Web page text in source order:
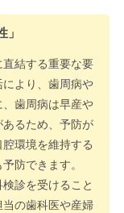
」
結する重要な要
より、歯周病や
歯周病は早産や
るため、予防が
環境を維持する
防できます。
診を受けること
の歯科医や産婦